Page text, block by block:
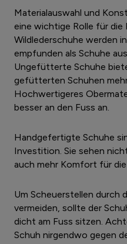
Materialauswahl und
eine wichtige Rolle für die
Wildlederschuhe werden
empfunden als Schuhe
Ungefütterte Schuhe
gefütterten Schuhen
Hochwertigeres
besser an den Fuss an.
Handgefertigte Schuhe
Investition. Sie sehen
auch mehr Komfort für die
Um Scheuerstellen durch
vermeiden, sollte der
dicht am Fuss sitzen.
Schuh nirgendwo gegen